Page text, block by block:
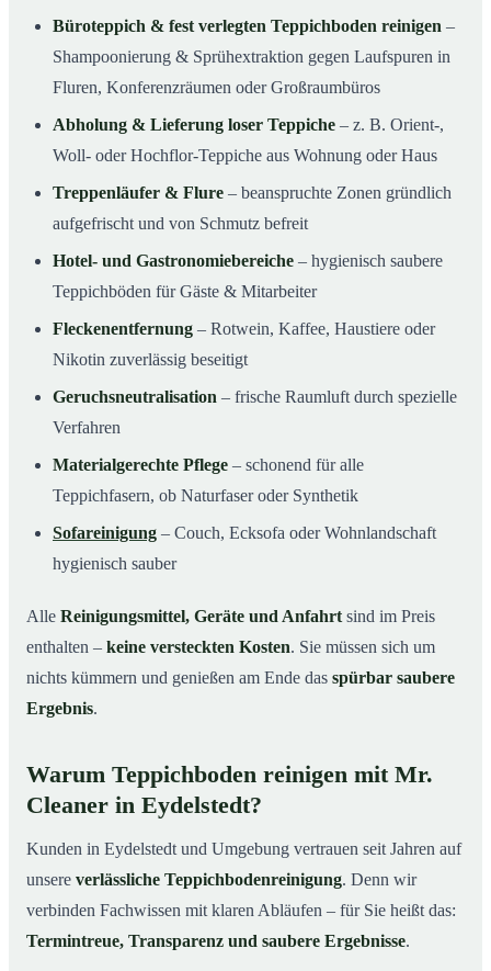
Büroteppich & fest verlegten Teppichboden reinigen –
Shampoonierung & Sprühextraktion gegen Laufspuren in
Fluren, Konferenzräumen oder Großraumbüros
Abholung & Lieferung loser Teppiche – z. B. Orient-,
Woll- oder Hochflor-Teppiche aus Wohnung oder Haus
Treppenläufer & Flure – beanspruchte Zonen gründlich
aufgefrischt und von Schmutz befreit
Hotel- und Gastronomiebereiche – hygienisch saubere
Teppichböden für Gäste & Mitarbeiter
Fleckenentfernung – Rotwein, Kaffee, Haustiere oder
Nikotin zuverlässig beseitigt
Geruchsneutralisation – frische Raumluft durch spezielle
Verfahren
Materialgerechte Pflege – schonend für alle
Teppichfasern, ob Naturfaser oder Synthetik
Sofareinigung – Couch, Ecksofa oder Wohnlandschaft
hygienisch sauber
Alle Reinigungsmittel, Geräte und Anfahrt sind im Preis
enthalten – keine versteckten Kosten. Sie müssen sich um
nichts kümmern und genießen am Ende das spürbar saubere
Ergebnis.
Warum Teppichboden reinigen mit Mr.
Cleaner in Eydelstedt?
Kunden in Eydelstedt und Umgebung vertrauen seit Jahren auf
unsere verlässliche Teppichbodenreinigung. Denn wir
verbinden Fachwissen mit klaren Abläufen – für Sie heißt das:
Termintreue, Transparenz und saubere Ergebnisse.